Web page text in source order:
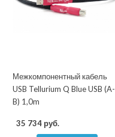
Межкомпонентный кабель
USB Tellurium Q Blue USB (A-
B) 1,0m
35 734 руб.